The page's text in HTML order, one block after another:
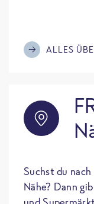
ALLES
Suchst du
Nähe? Dann